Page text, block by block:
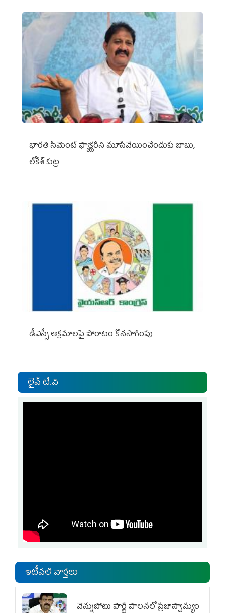
భారతి సిమెంట్ ఫ్యాక్టరీని మూసివేయించేందుకు బాబు,
లోకేశ్ కుట్ర
డీఎస్సీ అక్రమాలపై పోరాటం కొనసాగింపు
లైవ్ టి.వి
ఇటీవలి వార్తలు
వెన్నుపోటు పార్టీ పాలనలో ప్రజాస్వామ్యం